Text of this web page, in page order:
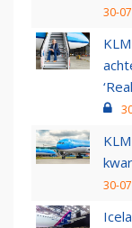
30-
30-